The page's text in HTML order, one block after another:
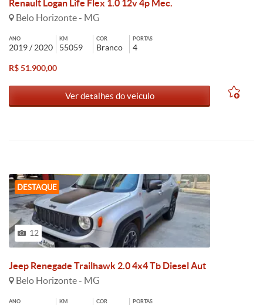
Renault Logan Life Flex 1.0 12v 4p Mec.
Belo Horizonte - MG
ANO
2019 / 2020
KM
55059
COR
Branco
PORTAS
4
R$ 51.900,00
Ver detalhes do veículo
DESTAQUE
12
Jeep Renegade Trailhawk 2.0 4x4 Tb Diesel Aut
Belo Horizonte - MG
ANO KM COR PORTAS